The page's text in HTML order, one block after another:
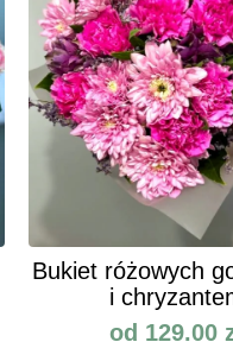
Bukiet różowych
i
od 129.00